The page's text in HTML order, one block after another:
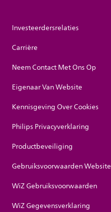
Investeerdersrelaties
Carrière
Neem Contact Met Ons Op
Eigenaar Van Website
Kennisgeving Over Cookies
Philips Privacyverklaring
Productbeveiliging
Gebruiksvoorwaarden Website
WiZ Gebruiksvoorwaarden
WiZ Gegevensverklaring